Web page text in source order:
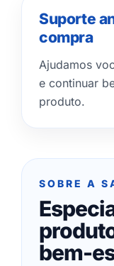
Suporte
compra
Ajudamos
e continuar
produto.
SOBRE A
bem-